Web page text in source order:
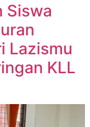
Siswa
Lazismu
KLL